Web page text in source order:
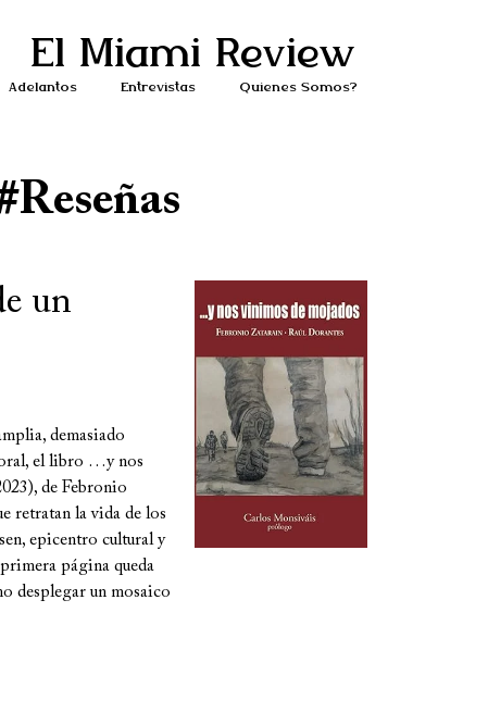
El Miami Review
Adelantos Entrevistas Quiénes Somos?
un
demasiado
el libro …y nos
de Febronio
retratan la vida de los
epicentro cultural y
página queda
desplegar un mosaico